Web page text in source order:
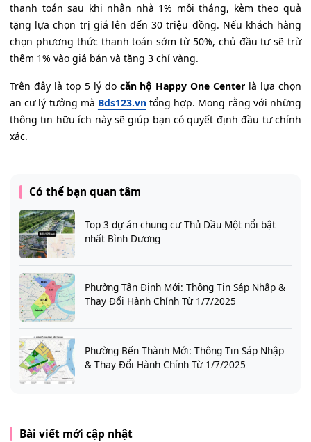
thanh toán sau khi nhận nhà 1% mỗi tháng, kèm theo quà
tặng lựa chọn trị giá lên đến 30 triệu đồng. Nếu khách hàng
chọn phương thức thanh toán sớm từ 50%, chủ đầu tư sẽ trừ
thêm 1% vào giá bán và tặng 3 chỉ vàng.
Trên đây là top 5 lý do căn hộ Happy One Center là lựa chọn
an cư lý tưởng mà Bds123.vntổng hợp. Mong rằng với những
thông tin hữu ích này sẽ giúp bạn có quyết định đầu tư chính
xác.
Có thể bạn quan tâm
Top 3 dự án chung cư Thủ Dầu Một nổi bật
nhất Bình Dương
Phường Tân Định Mới: Thông Tin Sáp Nhập &
Thay Đổi Hành Chính Từ 1/7/2025
Phường Bến Thành Mới: Thông Tin Sáp Nhập
& Thay Đổi Hành Chính Từ 1/7/2025
Bài viết mới cập nhật